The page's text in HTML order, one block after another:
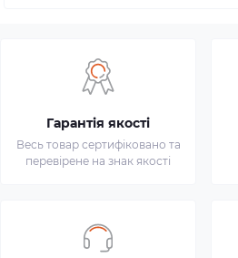
Гарантія якості
Весь товар сертифіковано та
перевірене на знак якості